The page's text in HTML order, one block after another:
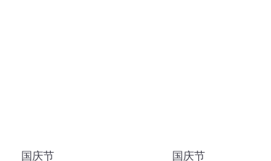
国庆节 国庆节